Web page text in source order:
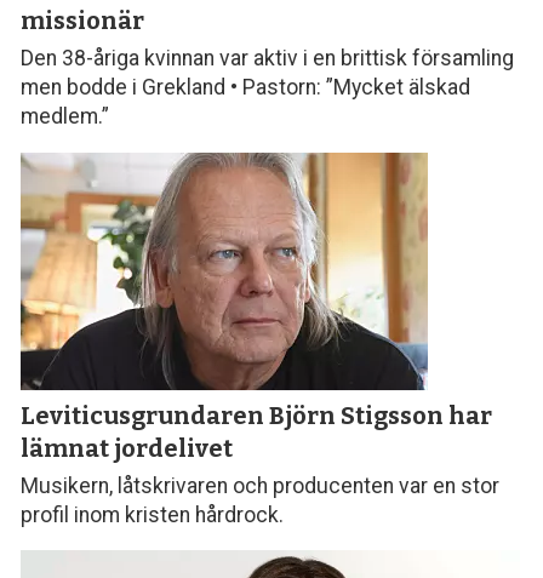
missionär
Den 38-åriga kvinnan var aktiv i en brittisk församling
men bodde i Grekland • Pastorn: ”Mycket älskad
medlem.”
Leviticusgrundaren Björn Stigsson har
lämnat jordelivet
Musikern, låtskrivaren och producenten var en stor
profil inom kristen hårdrock.